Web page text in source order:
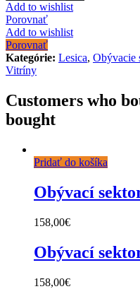
Add to wishlist
Porovnať
Add to wishlist
Porovnať
Kategórie: Lesica, Obývacie
Vitríny
Customers who
bought
Pridať do košíka
Obývací
158,00€
Obývací
158,00€